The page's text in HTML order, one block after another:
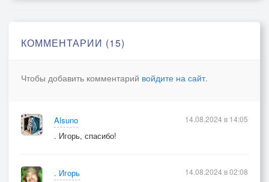
КОММЕНТАРИИ (15)
Чтобы добавить комментарий войдите на сайт.
Alsuno
. Игорь, спасибо!
14.08.2024 в 14:05
. Игорь
14.08.2024 в 02:08